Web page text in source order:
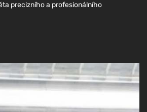
precizního a profesionálního